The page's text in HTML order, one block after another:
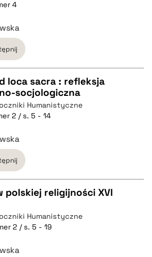
4
loca sacra : refleksja
socjologiczna
Humanistyczne
2 / s. 5 - 14
polskiej religijności XVI
Humanistyczne
2 / s. 5 - 19